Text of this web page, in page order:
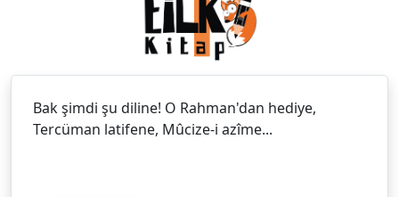
Bak şimdi şu diline! O Rahman'dan hediye,
Tercüman latifene, Mûcize-i azîme...